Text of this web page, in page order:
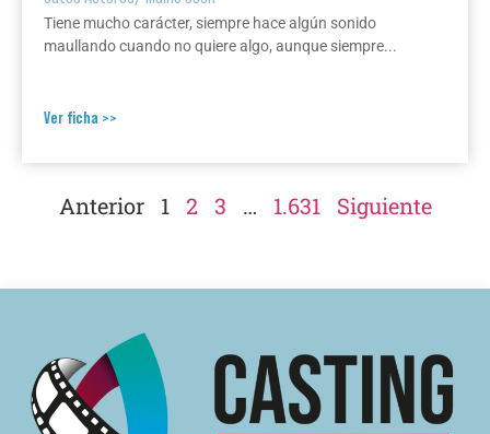
Tiene mucho carácter, siempre hace algún sonido
maullando cuando no quiere algo, aunque siempre...
Ver ficha >>
Anterior 1 2 3 … 1.631 Siguiente